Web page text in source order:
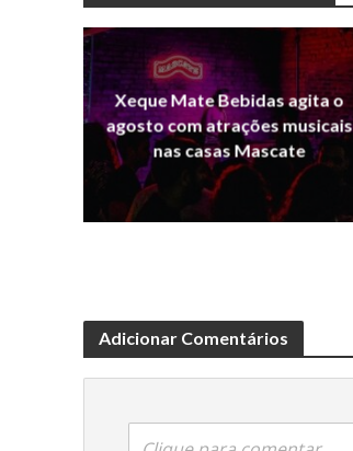
Xeque Mate Bebidas agita o
agosto com atrações musicais
nas casas Mascate
Adicionar Comentários